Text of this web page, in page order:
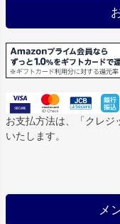
お支払方法は、「クレジ
いたします。
メ